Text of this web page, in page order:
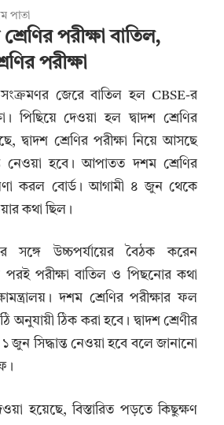
পাতা
পরীক্ষা বাতিল,
পরীক্ষা
জেরে বাতিল হল CBSE-র
পিছিয়ে দেওয়া হল দ্বাদশ শ্রেণির
দ্বাদশ শ্রেণির পরীক্ষা নিয়ে আসছে
নেওয়া হবে। আপাতত দশম শ্রেণির
করল বোর্ড। আগামী ৪ জুন থেকে
কথা ছিল।
সঙ্গে উচ্চপর্যায়ের বৈঠক করেন
পরই পরীক্ষা বাতিল ও পিছনোর কথা
দশম শ্রেণির পরীক্ষার ফল
অনুযায়ী ঠিক করা হবে। দ্বাদশ শ্রেণীর
জুন সিদ্ধান্ত নেওয়া হবে বলে জানানো
হয়েছে, বিস্তারিত পড়তে কিছুক্ষণ